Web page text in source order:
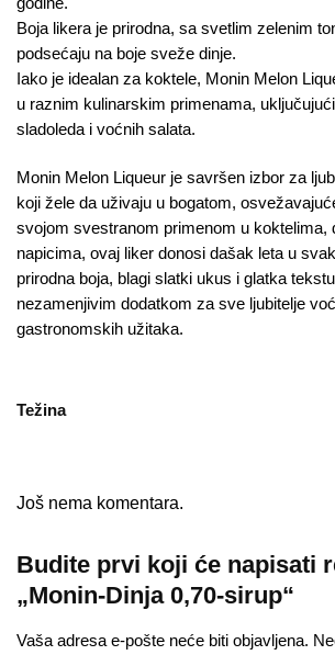
Boja likera je prirodna, sa svetlim zelenim
podsećaju na boje sveže dinje.
Iako je idealan za koktele, Monin Melon
u raznim kulinarskim primenama,
sladoleda i voćnih salata.
Monin Melon Liqueur je savršen izbor za
koji žele da uživaju u bogatom,
svojom svestranom primenom u koktelima,
napicima, ovaj liker donosi dašak leta u
prirodna boja, blagi slatki ukus i glatka
nezamenjivim dodatkom za sve ljubitelje
gastronomskih užitaka.
Težina
Još nema komentara.
Budite prvi koji će napisati
„Monin-Dinja 0,70-sirup“
Vaša adresa e-pošte neće biti objavljena.